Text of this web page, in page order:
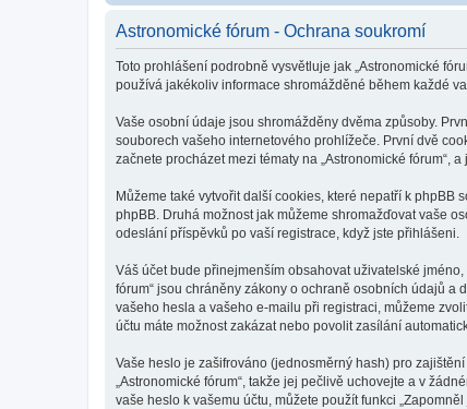
Astronomické fórum - Ochrana soukromí
Toto prohlášení podrobně vysvětluje jak „Astronomické
používá jakékoliv informace shromážděné během každé
Vaše osobní údaje jsou shromážděny dvěma způsoby.
souborech vašeho internetového prohlížeče. První dvě
začnete procházet mezi tématy na „Astronomické
Můžeme také vytvořit další cookies, které nepatří k phpBB
phpBB. Druhá možnost jak můžeme shromažďovat vaše
odeslání příspěvků po vaší registrace, když jste přihlášeni.
Váš účet bude přinejmenším obsahovat uživatelské
fórum“ jsou chráněny zákony o ochraně osobních údajů a
vašeho hesla a vašeho e-mailu při registraci, můžeme
účtu máte možnost zakázat nebo povolit zasílání
Vaše heslo je zašifrováno (jednosměrný hash) pro
„Astronomické fórum“, takže jej pečlivě uchovejte a v
vaše heslo k vašemu účtu, můžete použít funkci